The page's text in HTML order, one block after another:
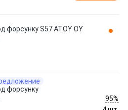
форсунку S57 ATOY OY
форсунку
95%